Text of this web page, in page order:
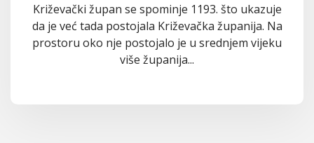
Križevački župan se spominje 1193. što ukazuje
da je već tada postojala Križevačka županija. Na
prostoru oko nje postojalo je u srednjem vijeku
više županija...